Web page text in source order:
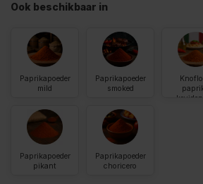
Ook beschikbaar in
Paprikapoeder
mild
Paprikapoeder
smoked
Paprikapoeder
pikant
Paprikapoeder
choricero